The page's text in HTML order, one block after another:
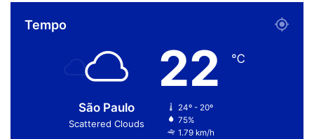
Fonte: Agência Brasil
saque-aniversário trabalhador
Tempo
São Paulo
Scattered Clouds
22 ℃
24º - 20º
75%
1.79 km/h